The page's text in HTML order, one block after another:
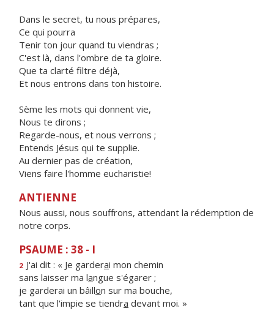
Dans le secret, tu nous prépares,
Ce qui pourra
Tenir ton jour quand tu viendras ;
C'est là, dans l'ombre de ta gloire.
Que ta clarté filtre déjà,
Et nous entrons dans ton histoire.
Sème les mots qui donnent vie,
Nous te dirons ;
Regarde-nous, et nous verrons ;
Entends Jésus qui te supplie.
Au dernier pas de création,
Viens faire l'homme eucharistie!
ANTIENNE
Nous aussi, nous souffrons, attendant la rédemption de
notre corps.
PSAUME : 38 - I
2 J'ai dit : « Je garderai mon chemin
sans laisser ma langue s'égarer ;
je garderai un bâillon sur ma bouche,
tant que l'impie se tiendra devant moi. »